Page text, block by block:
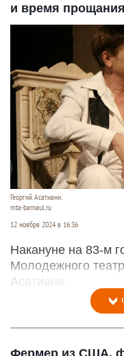
и время прощания
Георгий Асатиани.
mta-barnaul.ru
12 ноября 2024 в 16:36
Накануне на 83-м
Молодежного
Асатиани.
Фермер из США,